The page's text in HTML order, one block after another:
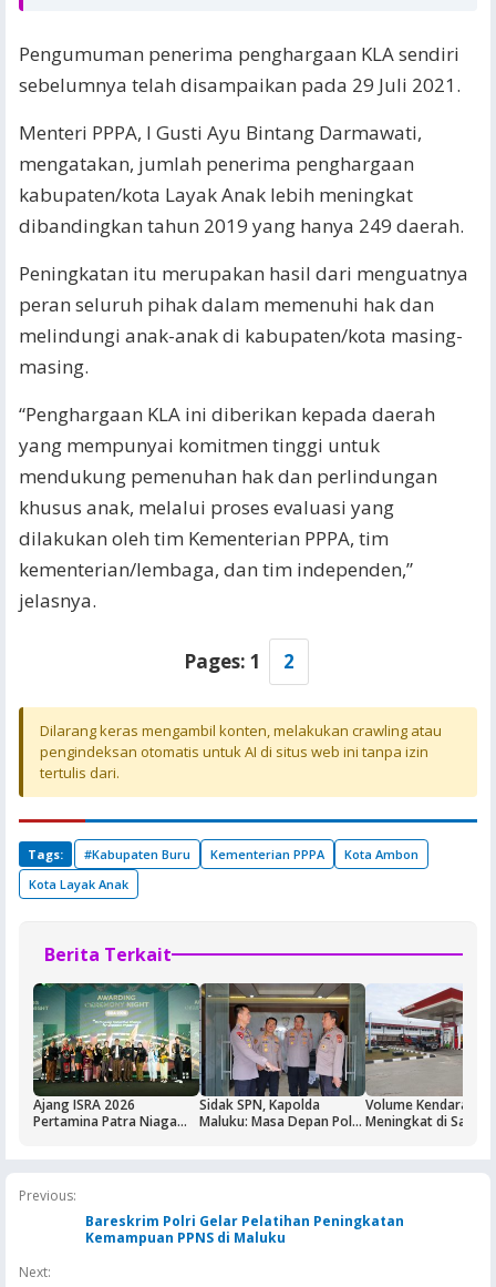
Pengumuman penerima penghargaan KLA sendiri
sebelumnya telah disampaikan pada 29 Juli 2021.
Menteri PPPA, I Gusti Ayu Bintang Darmawati,
mengatakan, jumlah penerima penghargaan
kabupaten/kota Layak Anak lebih meningkat
dibandingkan tahun 2019 yang hanya 249 daerah.
Peningkatan itu merupakan hasil dari menguatnya
peran seluruh pihak dalam memenuhi hak dan
melindungi anak-anak di kabupaten/kota masing-
masing.
“Penghargaan KLA ini diberikan kepada daerah
yang mempunyai komitmen tinggi untuk
mendukung pemenuhan hak dan perlindungan
khusus anak, melalui proses evaluasi yang
dilakukan oleh tim Kementerian PPPA, tim
kementerian/lembaga, dan tim independen,”
jelasnya.
Pages: 1 2
Dilarang keras mengambil konten, melakukan crawling atau
pengindeksan otomatis untuk AI di situs web ini tanpa izin
tertulis dari.
Tags: #Kabupaten Buru Kementerian PPPA
Kota Ambon
Kota Layak Anak
Berita Terkait
Ajang ISRA 2026
Pertamina Patra Niaga
Sidak SPN, Kapolda
Maluku: Masa Depan Polri
Volume Kendaraan
Meningkat di
Previous:
Bareskrim Polri Gelar Pelatihan Peningkatan
Kemampuan PPNS di Maluku
Next: